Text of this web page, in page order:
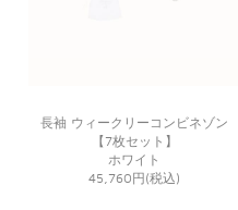
長袖 ウィークリーコンビネゾン
【7枚セット】
ホワイト
45,760円(税込)